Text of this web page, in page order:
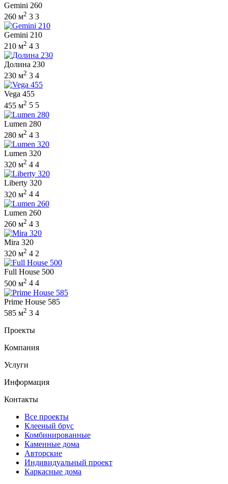
Gemini 260
260 м2 3 3
Gemini 210
210 м2 4 3
Долина 230
230 м2 3 4
Vega 455
455 м2 5 5
Lumen 280
280 м2 4 3
Lumen 320
320 м2 4 4
Liberty 320
320 м2 4 4
Lumen 260
260 м2 4 3
Mira 320
320 м2 4 2
Full House 500
500 м2 4 4
Prime House 585
585 м2 3 4
Проекты
Компания
Услуги
Информация
Контакты
Все проекты
Клееный брус
Комбинированные
Каменные дома
Авторские
Индивидуальный проект
Каркасные дома